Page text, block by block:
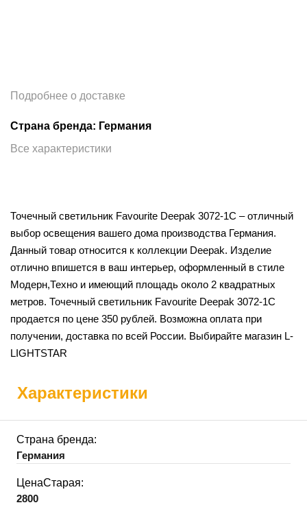
Подробнее о доставке
Страна бренда: Германия
Все характеристики
Точечный светильник Favourite Deepak 3072-1C – отличный
выбор освещения вашего дома производства Германия.
Данный товар относится к коллекции Deepak. Изделие
отлично впишется в ваш интерьер, оформленный в стиле
Модерн,Техно и имеющий площадь около 2 квадратных
метров. Точечный светильник Favourite Deepak 3072-1C
продается по цене 350 рублей. Возможна оплата при
получении, доставка по всей России. Выбирайте магазин L-
LIGHTSTAR
Характеристики
Страна бренда:
Германия
ЦенаСтарая:
2800